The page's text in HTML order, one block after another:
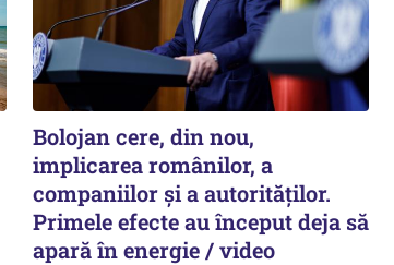
Bolojan cere, din nou,
implicarea românilor, a
companiilor și a autorităților.
Primele efecte au început deja să
apară în energie / video